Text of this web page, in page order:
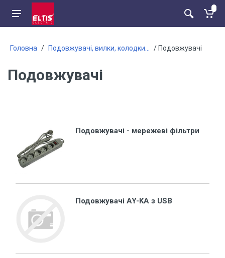
Головна / Подовжувачі, вилки, колодки... / Подовжувачі
Подовжувачі
Подовжувачі - мережеві фільтри
Подовжувачі AY-KA з USB